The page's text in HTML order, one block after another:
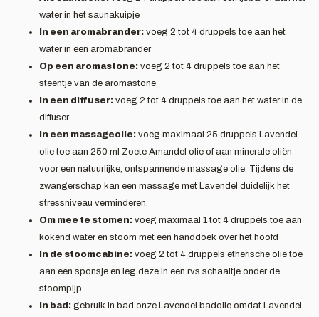
water in het saunakuipje
In een aromabrander: voeg 2 tot 4 druppels toe aan het
water in een aromabrander
Op een aromastone: voeg 2 tot 4 druppels toe aan het
steentje van de aromastone
In een diffuser: voeg 2 tot 4 druppels toe aan het water in de
diffuser
In een massageolie: voeg maximaal 25 druppels Lavendel
olie toe aan 250 ml Zoete Amandel olie of aan minerale oliën
voor een natuurlijke, ontspannende massage olie. Tijdens de
zwangerschap kan een massage met Lavendel duidelijk het
stressniveau verminderen.
Om mee te stomen: voeg maximaal 1 tot 4 druppels toe aan
kokend water en stoom met een handdoek over het hoofd
In de stoomcabine: voeg 2 tot 4 druppels etherische olie toe
aan een sponsje en leg deze in een rvs schaaltje onder de
stoompijp
In bad: gebruik in bad onze Lavendel badolie omdat Lavendel